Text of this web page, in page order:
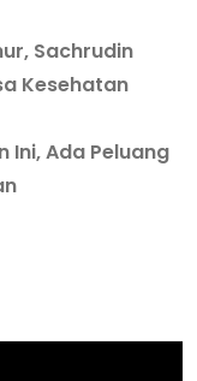
Sachrudin
Kesehatan
Ini, Ada Peluang